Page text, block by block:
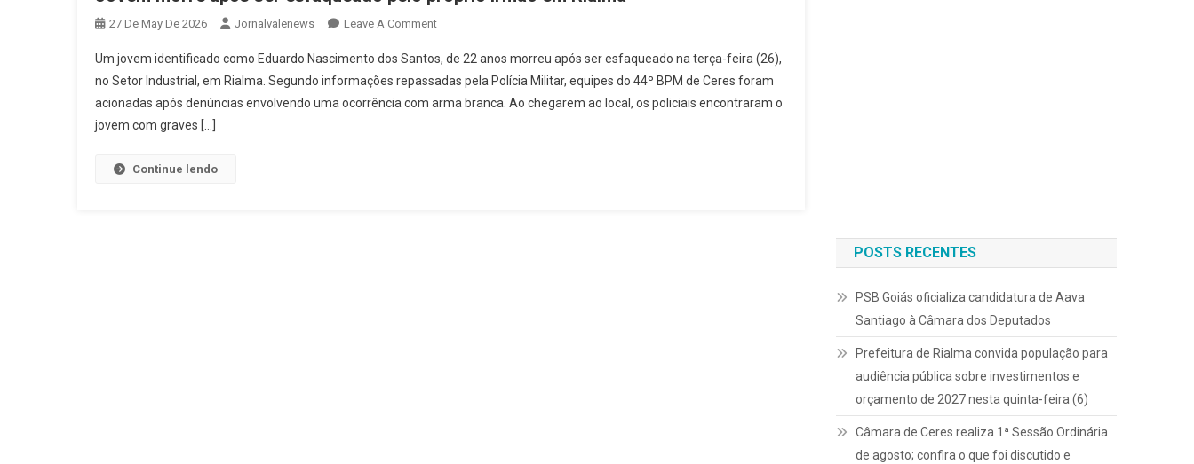
27 De May De 2026 Jornalvalenews Leave A CommentOn
Morre
Após
Ser
Um jovem identificado como Eduardo Nascimento dos Santos, de 22 anos morreu após ser esfaqueado na terça-feira (26),
no Setor Industrial, em Rialma. Segundo informações repassadas pela Polícia Militar, equipes do 44º BPM de Ceres foram
acionadas após denúncias envolvendo uma ocorrência com arma branca. Ao chegarem ao local, os policiais encontraram o
jovem com graves […]
Continue lendo
POSTS RECENTES
PSB Goiás oficializa candidatura de Aava
Santiago à Câmara dos Deputados
Prefeitura de Rialma convida população para
audiência pública sobre investimentos e
orçamento de 2027 nesta quinta-feira (6)
Câmara de Ceres realiza 1ª Sessão Ordinária
de agosto; confira o que foi discutido e